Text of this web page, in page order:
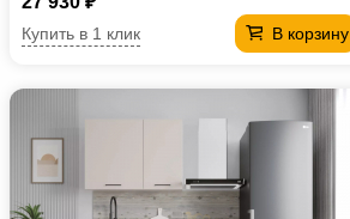
В корзину
Купить в 1 клик